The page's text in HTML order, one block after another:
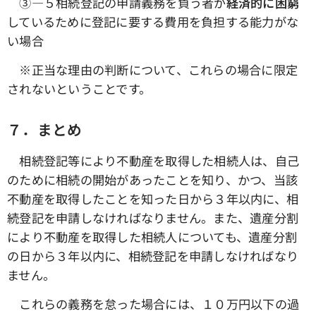
しているために登記に要する費用を負担する能力がな
い場合
※正当な理由の判断について、これらの場合に限定
されないということです。
７．まとめ
相続登記等により不動産を取得した相続人は、自己
のために相続の開始があったことを知り、かつ、当該
不動産を取得したことを知った日から３年以内に、相
続登記を申請しなければなりません。また、遺産分割
により不動産を取得した相続人についても、遺産分割
の日から３年以内に、相続登記を申請しなければなり
ません。
これらの義務を怠った場合には、１０万円以下の過